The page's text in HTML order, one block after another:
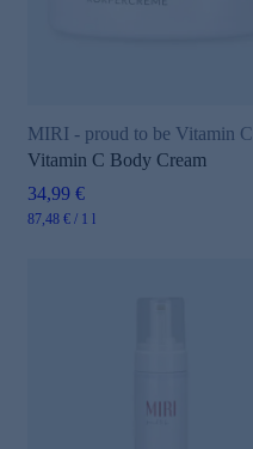
MIRI - proud to be Vitamin C
Vitamin C Body Cream
34,99 €
87,48 € / 1 l